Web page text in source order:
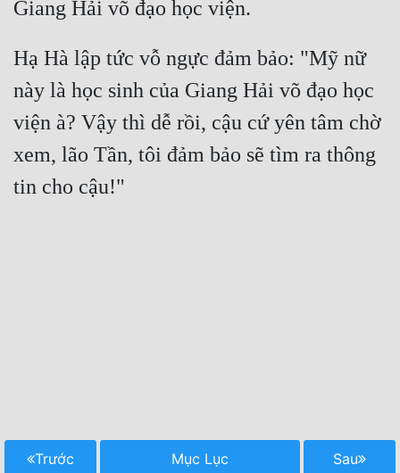
Hạ Hà lập tức vỗ ngực đảm bảo: "Mỹ nữ
này là học sinh của Giang Hải võ đạo học
viện à? Vậy thì dễ rồi, cậu cứ yên tâm chờ
xem, lão Tần, tôi đảm bảo sẽ tìm ra thông
Trước Mục Lục Sau